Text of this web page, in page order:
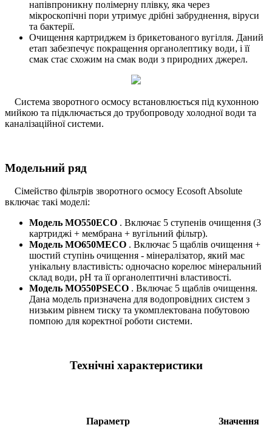
напівпроникну полімерну плівку, яка через
мікроскопічні пори утримує дрібні забруднення, віруси
та бактерії.
Очищення картриджем із брикетованого вугілля. Даний
етап забезпечує покращення органолептику води, і її
смак стає схожим на смак води з природних джерел.
Система зворотного осмосу встановлюється під кухонною
мийкою та підключається до трубопроводу холодної води та
каналізаційної системи.
Модельний ряд
Сімейство фільтрів зворотного осмосу Ecosoft Absolute
включає такі моделі:
Модель MO550ECO . Включає 5 ступенів очищення (3
картриджі + мембрана + вугільний фільтр).
Модель MO650MECO . Включає 5 щаблів очищення +
шостий ступінь очищення - мінералізатор, який має
унікальну властивість: одночасно корелює мінеральний
склад води, pH та її органолептичні властивості.
Модель MO550PSECO . Включає 5 щаблів очищення.
Дана модель призначена для водопровідних систем з
низьким рівнем тиску та укомплектована побутовою
помпою для коректної роботи системи.
Технічні характеристики
Параметр Значення